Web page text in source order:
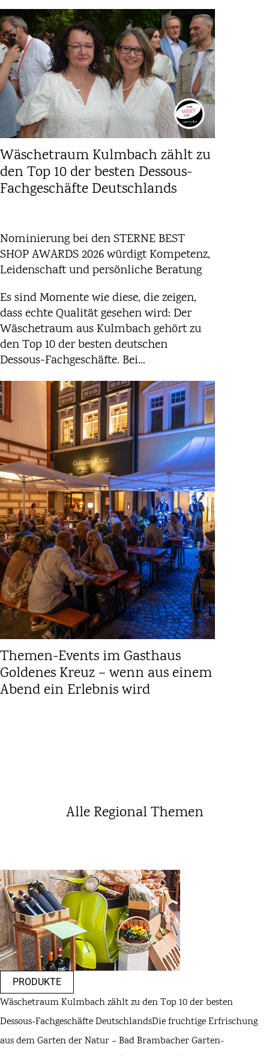
Wäschetraum Kulmbach zählt zu
den Top 10 der besten Dessous-
Fachgeschäfte Deutschlands
Nominierung bei den STERNE BEST
SHOP AWARDS 2026 würdigt Kompetenz,
Leidenschaft und persönliche Beratung
Es sind Momente wie diese, die zeigen,
dass echte Qualität gesehen wird: Der
Wäschetraum aus Kulmbach gehört zu
den Top 10 der besten deutschen
Dessous-Fachgeschäfte. Bei...
Themen-Events im Gasthaus
Goldenes Kreuz – wenn aus einem
Abend ein Erlebnis wird
Alle Regional Themen
PRODUKTE
Wäschetraum Kulmbach zählt zu den Top 10 der besten
Dessous-Fachgeschäfte DeutschlandsDie fruchtige Erfrischung
aus dem Garten der Natur – Bad Brambacher Garten-